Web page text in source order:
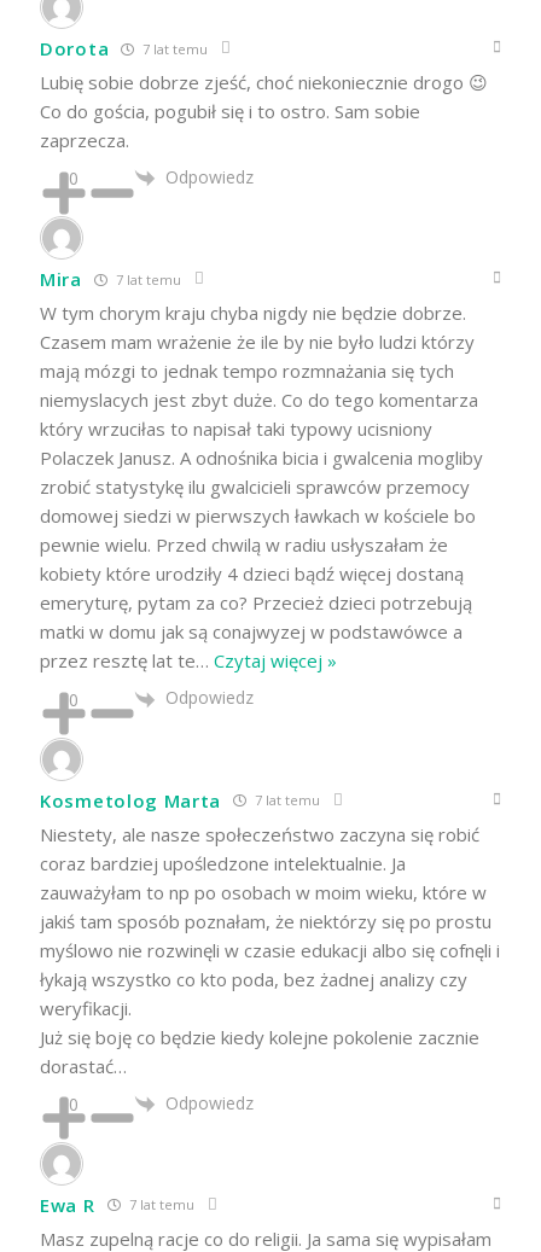
Dorota 7 lat temu
Lubię sobie dobrze zjeść, choć niekoniecznie drogo 😉
Co do gościa, pogubił się i to ostro. Sam sobie
zaprzecza.
0 Odpowiedz
Mira 7 lat temu
W tym chorym kraju chyba nigdy nie będzie dobrze.
Czasem mam wrażenie że ile by nie było ludzi którzy
mają mózgi to jednak tempo rozmnażania się tych
niemyslacych jest zbyt duże. Co do tego komentarza
który wrzuciłas to napisał taki typowy ucisniony
Polaczek Janusz. A odnośnika bicia i gwalcenia mogliby
zrobić statystykę ilu gwalcicieli sprawców przemocy
domowej siedzi w pierwszych ławkach w kościele bo
pewnie wielu. Przed chwilą w radiu usłyszałam że
kobiety które urodziły 4 dzieci bądź więcej dostaną
emeryturę, pytam za co? Przecież dzieci potrzebują
matki w domu jak są conajwyzej w podstawówce a
przez resztę lat te… Czytaj więcej »
0 Odpowiedz
Kosmetolog Marta 7 lat temu
Niestety, ale nasze społeczeństwo zaczyna się robić
coraz bardziej upośledzone intelektualnie. Ja
zauważyłam to np po osobach w moim wieku, które w
jakiś tam sposób poznałam, że niektórzy się po prostu
myślowo nie rozwinęli w czasie edukacji albo się cofnęli i
łykają wszystko co kto poda, bez żadnej analizy czy
weryfikacji.
Już się boję co będzie kiedy kolejne pokolenie zacznie
dorastać…
0 Odpowiedz
Ewa R 7 lat temu
Masz zupelną racje co do religii. Ja sama się wypisałam